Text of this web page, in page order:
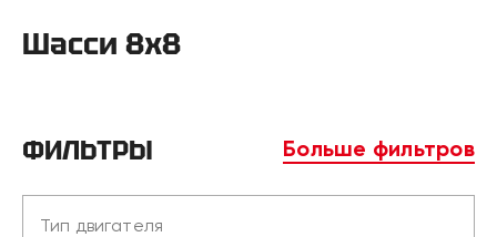
Шасси 8х8
ФИЛЬТРЫ Больше фильтров
Тип двигателя